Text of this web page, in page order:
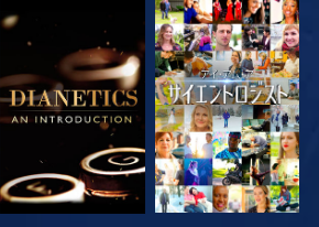
シリーズを探求 観る